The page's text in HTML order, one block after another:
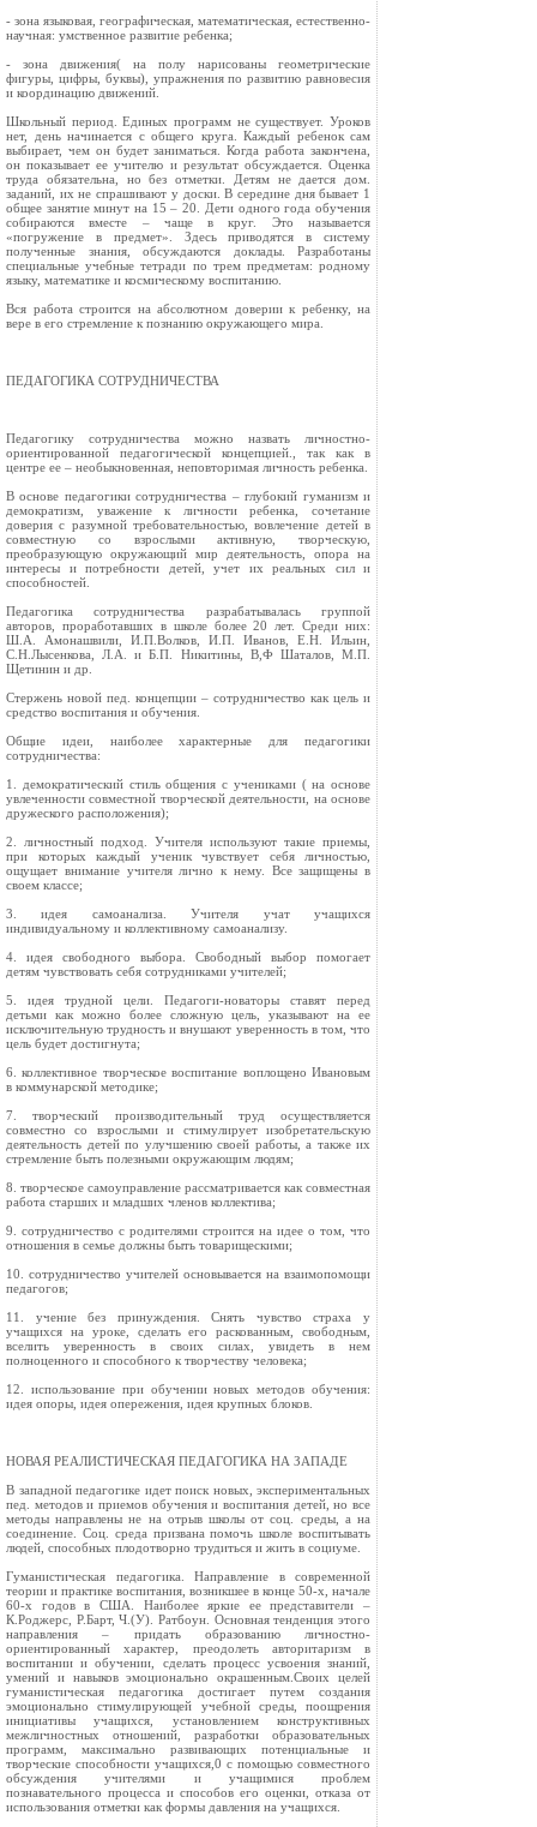
- зона языковая, географическая, математическая, естественно-
научная: умственное развитие ребенка;
- зона движения( на полу нарисованы геометрические
фигуры, цифры, буквы), упражнения по развитию равновесия
и координацию движений.
Школьный период. Единых программ не существует. Уроков
нет, день начинается с общего круга. Каждый ребенок сам
выбирает, чем он будет заниматься. Когда работа закончена,
он показывает ее учителю и результат обсуждается. Оценка
труда обязательна, но без отметки. Детям не дается дом.
заданий, их не спрашивают у доски. В середине дня бывает 1
общее занятие минут на 15 – 20. Дети одного года обучения
собираются вместе – чаще в круг. Это называется
«погружение в предмет». Здесь приводятся в систему
полученные знания, обсуждаются доклады. Разработаны
специальные учебные тетради по трем предметам: родному
языку, математике и космическому воспитанию.
Вся работа строится на абсолютном доверии к ребенку, на
вере в его стремление к познанию окружающего мира.
ПЕДАГОГИКА СОТРУДНИЧЕСТВА
Педагогику сотрудничества можно назвать личностно-
ориентированной педагогической концепцией., так как в
центре ее – необыкновенная, неповторимая личность ребенка.
В основе педагогики сотрудничества – глубокий гуманизм и
демократизм, уважение к личности ребенка, сочетание
доверия с разумной требовательностью, вовлечение детей в
совместную со взрослыми активную, творческую,
преобразующую окружающий мир деятельность, опора на
интересы и потребности детей, учет их реальных сил и
способностей.
Педагогика сотрудничества разрабатывалась группой
авторов, проработавших в школе более 20 лет. Среди них:
Ш.А. Амонашвили, И.П.Волков, И.П. Иванов, Е.Н. Ильин,
С.Н.Лысенкова, Л.А. и Б.П. Никитины, В,Ф Шаталов, М.П.
Щетинин и др.
Стержень новой пед. концепции – сотрудничество как цель и
средство воспитания и обучения.
Общие идеи, наиболее характерные для педагогики
сотрудничества:
1. демократический стиль общения с учениками ( на основе
увлеченности совместной творческой деятельности, на основе
дружеского расположения);
2. личностный подход. Учителя используют такие приемы,
при которых каждый ученик чувствует себя личностью,
ощущает внимание учителя лично к нему. Все защищены в
своем классе;
3. идея самоанализа. Учителя учат учащихся
индивидуальному и коллективному самоанализу.
4. идея свободного выбора. Свободный выбор помогает
детям чувствовать себя сотрудниками учителей;
5. идея трудной цели. Педагоги-новаторы ставят перед
детьми как можно более сложную цель, указывают на ее
исключительную трудность и внушают уверенность в том, что
цель будет достигнута;
6. коллективное творческое воспитание воплощено Ивановым
в коммунарской методике;
7. творческий производительный труд осуществляется
совместно со взрослыми и стимулирует изобретательскую
деятельность детей по улучшению своей работы, а также их
стремление быть полезными окружающим людям;
8. творческое самоуправление рассматривается как совместная
работа старших и младших членов коллектива;
9. сотрудничество с родителями строится на идее о том, что
отношения в семье должны быть товарищескими;
10. сотрудничество учителей основывается на взаимопомощи
педагогов;
11. учение без принуждения. Снять чувство страха у
учащихся на уроке, сделать его раскованным, свободным,
вселить уверенность в своих силах, увидеть в нем
полноценного и способного к творчеству человека;
12. использование при обучении новых методов обучения:
идея опоры, идея опережения, идея крупных блоков.
НОВАЯ РЕАЛИСТИЧЕСКАЯ ПЕДАГОГИКА НА ЗАПАДЕ
В западной педагогике идет поиск новых, экспериментальных
пед. методов и приемов обучения и воспитания детей, но все
методы направлены не на отрыв школы от соц. среды, а на
соединение. Соц. среда призвана помочь школе воспитывать
людей, способных плодотворно трудиться и жить в социуме.
Гуманистическая педагогика. Направление в современной
теории и практике воспитания, возникшее в конце 50-х, начале
60-х годов в США. Наиболее яркие ее представители –
К.Роджерс, Р.Барт, Ч.(У). Ратбоун. Основная тенденция этого
направления – придать образованию личностно-
ориентированный характер, преодолеть авторитаризм в
воспитании и обучении, сделать процесс усвоения знаний,
умений и навыков эмоционально окрашенным.Своих целей
гуманистическая педагогика достигает путем создания
эмоционально стимулирующей учебной среды, поощрения
инициативы учащихся, установлением конструктивных
межличностных отношений, разработки образовательных
программ, максимально развивающих потенциальные и
творческие способности учащихся,0 с помощью совместного
обсуждения учителями и учащимися проблем
познавательного процесса и способов его оценки, отказа от
использования отметки как формы давления на учащихся.